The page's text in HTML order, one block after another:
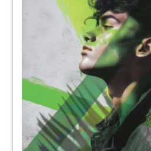
W&H Deutschland GmbH
BIEN AIR Deutschland
63Dampsoft GmbH
64Verschraubte